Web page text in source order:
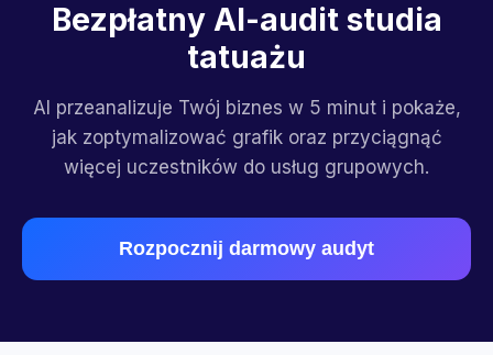
Bezpłatny AI-audit studia
tatuażu
AI przeanalizuje Twój biznes w 5 minut i pokaże,
jak zoptymalizować grafik oraz przyciągnąć
więcej uczestników do usług grupowych.
Rozpocznij darmowy audyt